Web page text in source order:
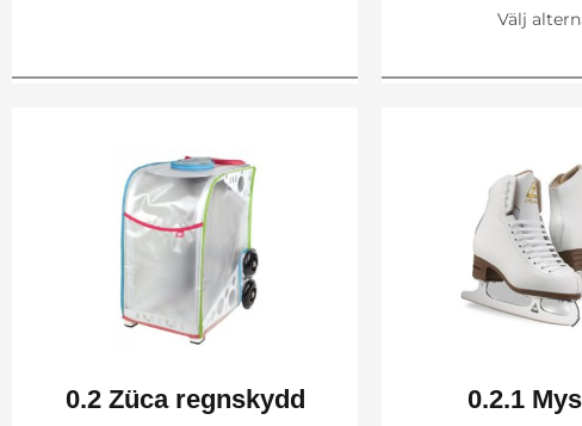
Välj
0.2 Züca regnskydd 0.2.1